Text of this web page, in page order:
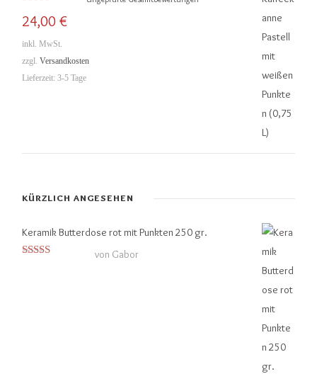
5.00von 5
24,00 €
inkl. MwSt.
zzgl. Versandkosten
Lieferzeit: 3-5 Tage
KÜRZLICH ANGESEHEN
Keramik Butterdose rot mit Punkten 250 gr.
von Gabor